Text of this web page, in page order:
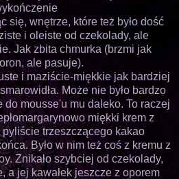
się, wnętrze, które też było dość
i oleiste od czekolady, ale
Jak zbita chmurka (brzmi jak
ale pasuje).
i maziście-miękkie jak bardziej
Może nie było bardzo
mousse'u mu daleko. To raczej
miękki krem z
trzeszczącego kakao
Było w nim też coś z kremu z
Znikało szybciej od czekolady,
a jej kawałek jeszcze z oporem